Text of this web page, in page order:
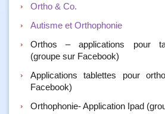
Ortho & Co.
Autisme et Orthophonie
Orthos – applications pour
(groupe sur Facebook)
Applications tablettes pour
Facebook)
Orthophonie- Application Ipad